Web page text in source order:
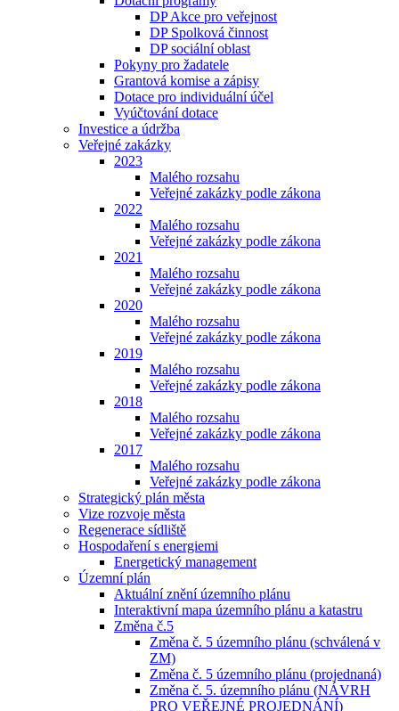
DP Akce pro veřejnost
DP Spolková činnost
DP sociální oblast
Pokyny pro žadatele
Grantová komise a zápisy
Dotace pro individuální účel
Vyúčtování dotace
Investice a údržba
Veřejné zakázky
2023
Malého rozsahu
Veřejné zakázky podle zákona
2022
Malého rozsahu
Veřejné zakázky podle zákona
2021
Malého rozsahu
Veřejné zakázky podle zákona
2020
Malého rozsahu
Veřejné zakázky podle zákona
2019
Malého rozsahu
Veřejné zakázky podle zákona
2018
Malého rozsahu
Veřejné zakázky podle zákona
2017
Malého rozsahu
Veřejné zakázky podle zákona
Strategický plán města
Vize rozvoje města
Regenerace sídliště
Hospodaření s energiemi
Energetický management
Územní plán
Aktuální znění územního plánu
Interaktivní mapa územního plánu a katastru
Změna č.5
Změna č. 5 územního plánu (schválená v
ZM)
Změna č. 5 územního plánu (projednaná)
Změna č. 5. územního plánu (NÁVRH
PRO VEŘEJNÉ PROJEDNÁNÍ)